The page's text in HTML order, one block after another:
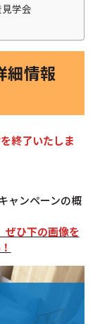
学会
細情報
終了いたしま
ャンペーンの概
ぜひ下の画像を